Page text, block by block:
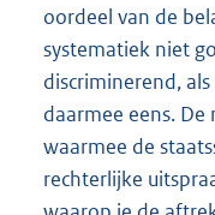
oordeel van de
systematiek niet
discriminerend,
daarmee eens.
waarmee de
rechterlijke